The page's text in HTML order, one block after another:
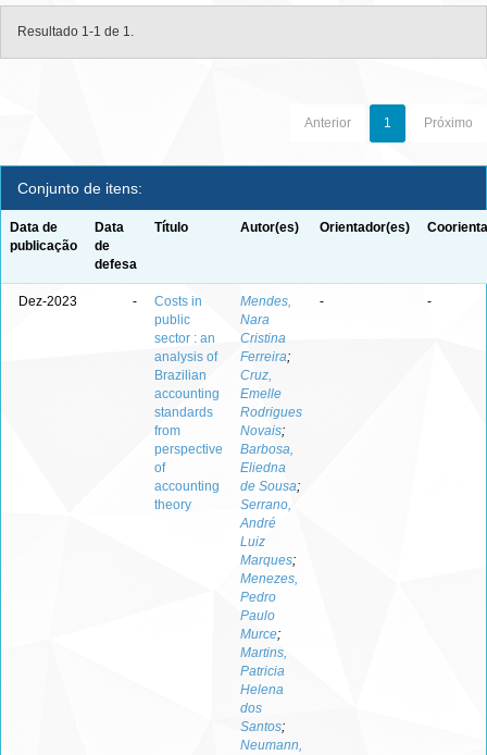
Resultado 1-1 de 1.
Anterior 1 Próximo
Conjunto de itens:
Data de
publicação
Data
de
defesa
Título Autor(es) Orientador(es)
Dez-2023 -
Costs in
public
sector : an
analysis of
Brazilian
accounting
standards
from
perspective
of
accounting
theory
Mendes,
Nara
Cristina
Ferreira;
Cruz,
Emelle
Rodrigues
Novais;
Barbosa,
Eliedna
de Sousa;
Serrano,
André
Luiz
Marques;
Menezes,
Pedro
Paulo
Murce;
Martins,
Patricia
Helena
dos
Santos;
Neumann,
- -